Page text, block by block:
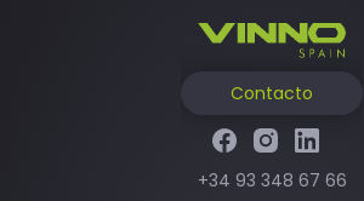
Contacto
+34 93 348 67 66